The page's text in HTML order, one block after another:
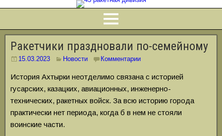
Ракетчики праздновали по-семейному
15.03.2023 Новости Комментарии
История Ахтырки неотделимо связана с историей
гусарских, казацких, авиационных, инженерно-
технических, ракетных войск. За всю историю города
практически нет периода, когда б в нем не стояли
воинские части.